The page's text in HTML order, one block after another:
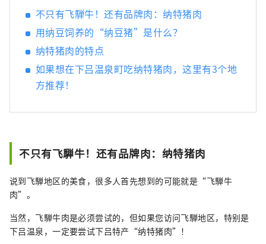
身房、美容院和酒吧。 晚餐有日式怀石料理、
法式、中式三种选择。 还有可以品尝飞騨名产
“飞驒牛”的套餐。 除了入住可以感受到日本
传统的日式客房外，我们还提供带床的客房。
来自其他国家的客人也可以感到安全和放松。
请您在老字号日式旅馆【水明馆】的热情款待
不只有飞騨牛！还有品牌肉：纳特猪肉
用纳豆饲养的“纳豆猪”是什么？
纳特猪肉的特点
如果想在下吕温泉町吃纳特猪肉，这里有3个地
方推荐！
不只有飞騨牛！还有品牌肉：纳特猪肉
说到飞騨地区的美食，很多人首先想到的可能就是“飞騨牛
肉”。
当然，飞騨牛肉是必须尝试的，但如果您访问飞騨地区，特别是
下吕温泉，一定要尝试下吕特产“纳特猪肉”！